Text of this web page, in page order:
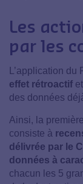
Les
par les
L’application
effet rétroactif
des données
Ainsi, la
consiste à
délivrée par le
données à
chacun les 5